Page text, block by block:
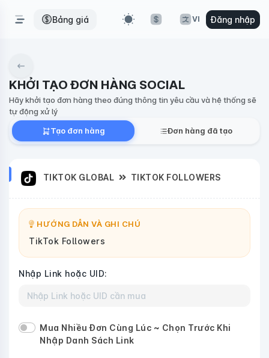
Bảng giá VI Đăng nhập
KHỞI TẠO ĐƠN HÀNG SOCIAL
Hãy khởi tạo đơn hàng theo đúng thông tin yêu cầu và hệ thống sẽ
tự động xử lý
Tạo đơn hàng
Đơn hàng đã tạo
TIKTOK GLOBAL TIKTOK FOLLOWERS
HƯỚNG DẪN VÀ GHI CHÚ
TikTok Followers
Nhập Link hoặc UID:
Mua Nhiều Đơn Cùng Lúc ~ Chọn Trước Khi
Nhập Danh Sách Link